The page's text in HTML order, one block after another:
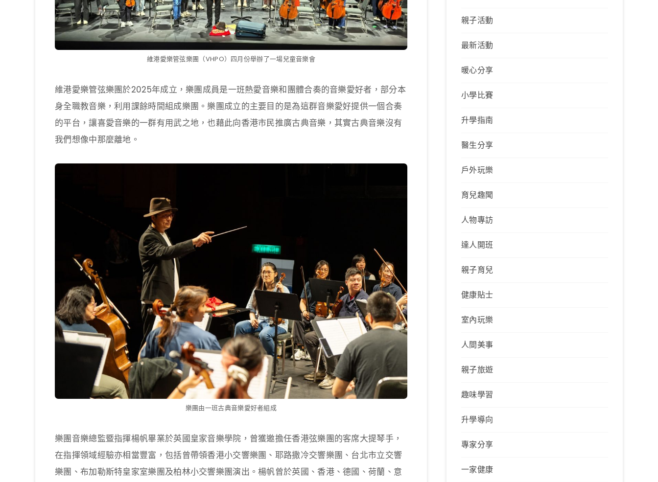
維港愛樂管弦樂團（VHPO）四月份舉辦了一場兒童音樂會
維港愛樂管弦樂團於2025年成立，樂團成員是一班熱愛音樂和團體合奏的音樂愛好者，部分本
身全職教音樂，利用課餘時間組成樂團。樂團成立的主要目的是為這群音樂愛好提供一個合奏
的平台，讓喜愛音樂的一群有用武之地，也藉此向香港市民推廣古典音樂，其實古典音樂沒有
我們想像中那麼離地。
樂團由一班古典音樂愛好者組成
樂團音樂總監暨指揮楊帆畢業於英國皇家音樂學院，曾獲邀擔任香港弦樂團的客席大提琴手，
在指揮領域經驗亦相當豐富，包括曾帶領香港小交響樂團、耶路撒冷交響樂團、台北市立交響
樂團、布加勒斯特皇家室樂團及柏林小交響樂團演出。楊帆曾於英國、香港、德國、荷蘭、意
親子活動
最新活動
暖心分享
小學比賽
升學指南
醫生分享
戶外玩樂
育兒趣聞
人物專訪
達人開班
親子育兒
健康貼士
室內玩樂
人間美事
親子旅遊
趣味學習
升學導向
專家分享
一家健康